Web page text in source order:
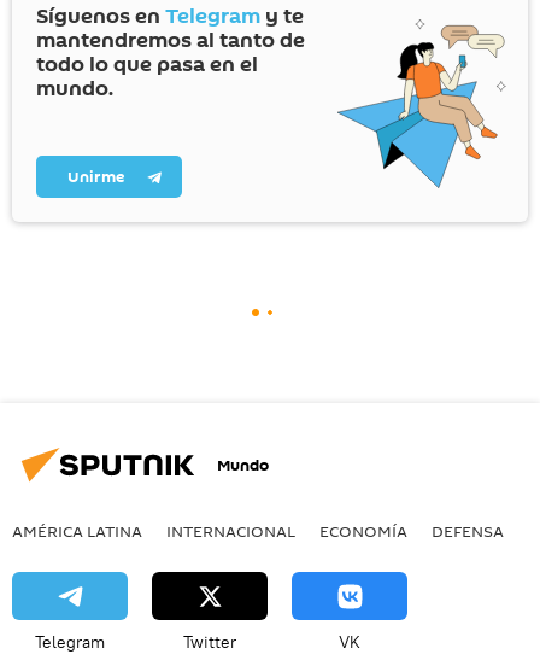
Síguenos en Telegram y te
mantendremos al tanto de
todo lo que pasa en el
mundo.
Unirme
Mundo
AMÉRICA LATINA INTERNACIONAL ECONOMÍA DEFENSA
Telegram Twitter VK